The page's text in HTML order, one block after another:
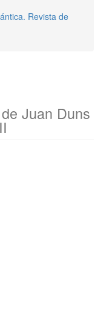
Revista de
Juan Duns